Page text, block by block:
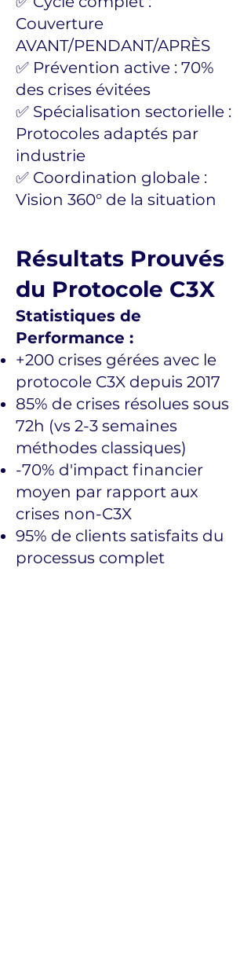
Couverture
AVANT/PENDANT/APRÈS
✅ Prévention active : 70%
des crises évitées
✅ Spécialisation sectorielle :
Protocoles adaptés par
industrie
✅ Coordination globale :
Vision 360° de la situation
Résultats Prouvés
du Protocole C3X
Statistiques de
Performance :
+200 crises gérées avec le
protocole C3X depuis 2017
85% de crises résolues sous
72h (vs 2-3 semaines
méthodes classiques)
-70% d'impact financier
moyen par rapport aux
crises non-C3X
95% de clients satisfaits du
processus complet